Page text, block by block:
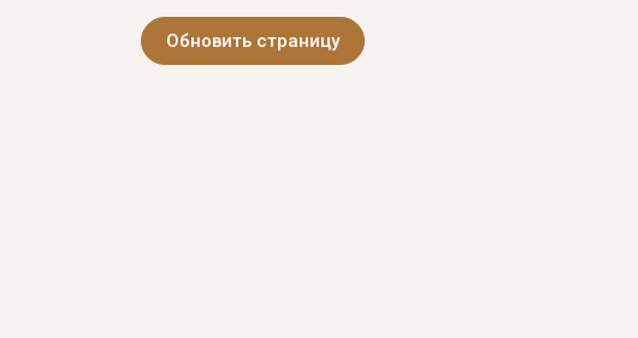
Обновить страницу